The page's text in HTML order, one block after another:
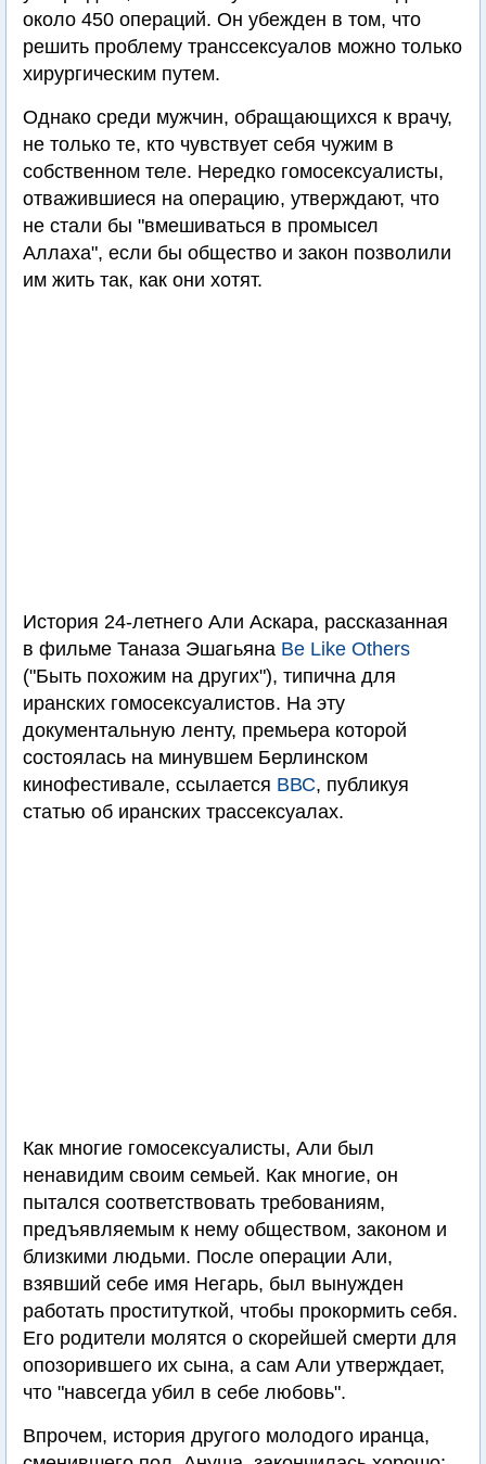
около 450 операций. Он убежден в том, что
решить проблему транссексуалов можно только
хирургическим путем.
Однако среди мужчин, обращающихся к врачу,
не только те, кто чувствует себя чужим в
собственном теле. Нередко гомосексуалисты,
отважившиеся на операцию, утверждают, что
не стали бы "вмешиваться в промысел
Аллаха", если бы общество и закон позволили
им жить так, как они хотят.
История 24-летнего Али Аскара, рассказанная
в фильме Таназа Эшагьяна Be Like Others
("Быть похожим на других"), типична для
иранских гомосексуалистов. На эту
документальную ленту, премьера которой
состоялась на минувшем Берлинском
кинофестивале, ссылается ВВС, публикуя
статью об иранских трассексуалах.
Как многие гомосексуалисты, Али был
ненавидим своим семьей. Как многие, он
пытался соответствовать требованиям,
предъявляемым к нему обществом, законом и
близкими людьми. После операции Али,
взявший себе имя Негарь, был вынужден
работать проституткой, чтобы прокормить себя.
Его родители молятся о скорейшей смерти для
опозорившего их сына, а сам Али утверждает,
что "навсегда убил в себе любовь".
Впрочем, история другого молодого иранца,